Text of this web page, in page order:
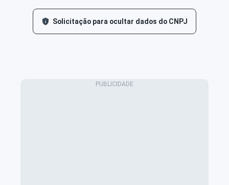
Solicitação para ocultar dados do CNPJ